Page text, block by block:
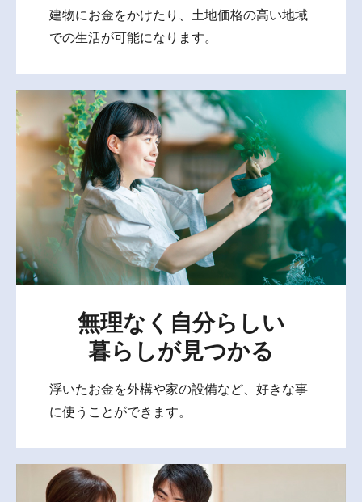
建物にお金をかけたり、土地価格の高い地域
での生活が可能になります。
無理なく自分らしい
暮らしが見つかる
浮いたお金を外構や家の設備など、好きな事
に使うことができます。